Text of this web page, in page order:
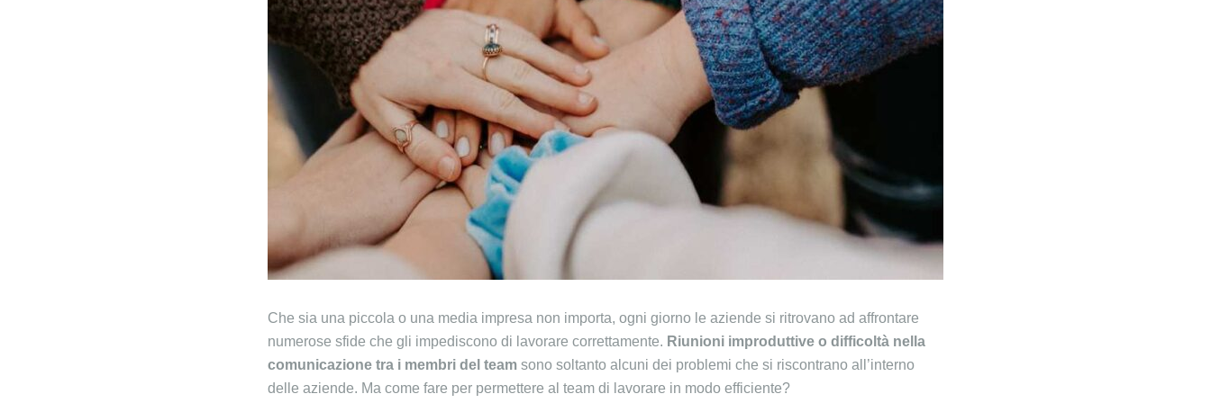
Che sia una piccola o una media impresa non importa, ogni giorno le aziende si ritrovano ad affrontare
numerose sfide che gli impediscono di lavorare correttamente. Riunioni improduttive o difficoltà nella
comunicazione tra i membri del team sono soltanto alcuni dei problemi che si riscontrano all’interno
delle aziende. Ma come fare per permettere al team di lavorare in modo efficiente?